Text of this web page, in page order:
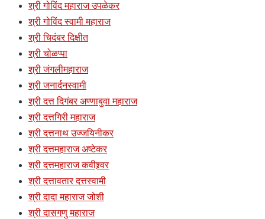
श्री गोविंद महाराज उपळेकर
श्री गोविंद स्वामी महाराज
श्री चिदंबर दिक्षीत
श्री चोळप्पा
श्री जंगलीमहाराज
श्री जनार्दनस्वामी
श्री दत्त दिगंबर अण्णाबुवा महाराज
श्री दत्तगिरी महाराज
श्री दत्तनाथ उज्जयिनीकर
श्री दत्तमहाराज अष्टेकर
श्री दत्तमहाराज कवीश्र्वर
श्री दत्तावतार दत्तस्वामी
श्री दादा महाराज जोशी
श्री दासगणु महाराज